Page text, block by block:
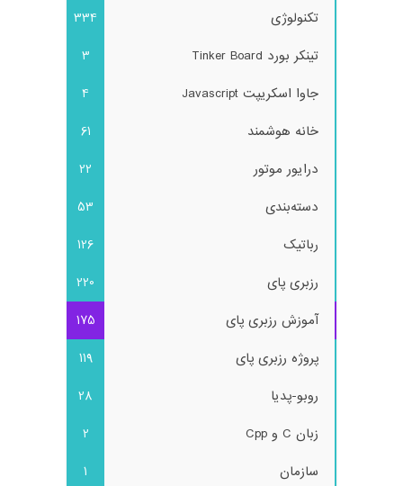
تکنولوژی
334
تینکر بورد Tinker Board
3
جاوا اسکریپت Javascript
4
خانه هوشمند
61
درایور موتور
22
دسته‌بندی
53
رباتیک
126
رزبری پای
220
آموزش رزبری پای
175
پروژه رزبری پای
119
روبو-پدیا
28
زبان C و Cpp
2
سازمان
1